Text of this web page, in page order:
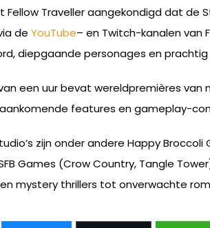
Fellow Traveller aangekondigd dat de
de YouTube– en Twitch-kanalen van
diepgaande personages en
een uur bevat wereldpremières
features en gameplay-
zijn onder andere Happy
Games (Crow Country, Tangle
mystery thrillers tot onverwachte